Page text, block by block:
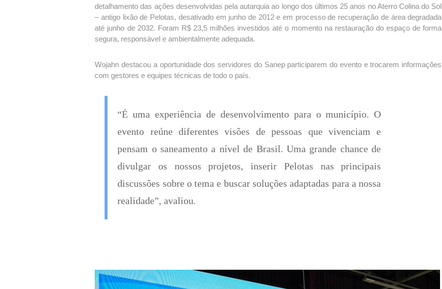
detalhamento das ações desenvolvidas pela autarquia ao longo dos últimos 25 anos no Aterro Colina do Sol
– antigo lixão de Pelotas, desativado em junho de 2012 e em processo de recuperação de área degradada
até junho de 2032. Foram R$ 23,5 milhões investidos até o momento na restauração do espaço de forma
segura, responsável e ambientalmente adequada.
Wojahn destacou a oportunidade dos servidores do Sanep participarem do evento e trocarem informações
com gestores e equipes técnicas de todo o país.
“É uma experiência de desenvolvimento para o município. O
evento reúne diferentes visões de pessoas que vivenciam e
pensam o saneamento a nível de Brasil. Uma grande chance de
divulgar os nossos projetos, inserir Pelotas nas principais
discussões sobre o tema e buscar soluções adaptadas para a nossa
realidade”, avaliou.